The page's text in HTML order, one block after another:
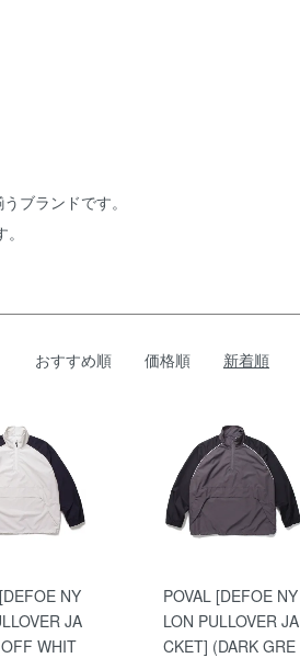
ブランドです。
おすすめ順 価格順 新着順
NY
JA
WHIT
POVAL [DEFOE NY
LON PULLOVER JA
CKET] (DARK GRE